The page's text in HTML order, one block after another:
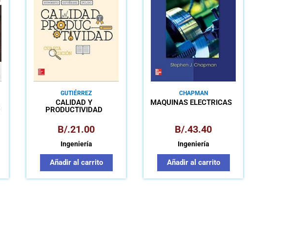
GUTIÉRREZ
CALIDAD Y
PRODUCTIVIDAD
B/.21.00
Ingeniería
Añadir al carrito
CHAPMAN
MÁQUINAS ELÉCTRICAS
B/.43.40
Ingeniería
Añadir al carrito